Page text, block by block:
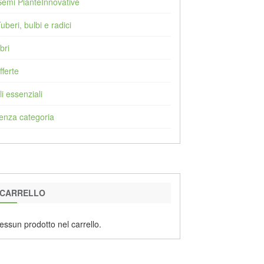
bulbi e radici
essenziali
categoria
CARRELLO
prodotto nel carrello.